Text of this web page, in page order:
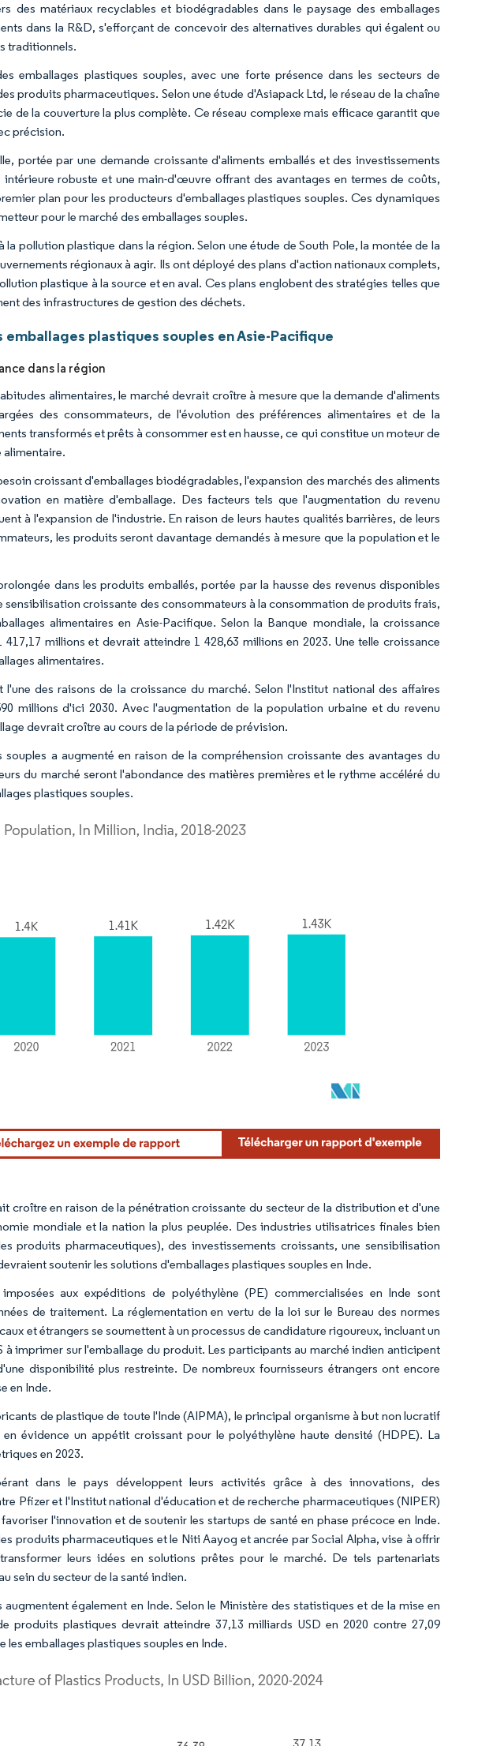
des matériaux recyclables et biodégradables dans le paysage des emballages
dans la R&D, s'efforçant de concevoir des alternatives durables qui égalent ou
traditionnels.
emballages plastiques souples, avec une forte présence dans les secteurs de
produits pharmaceutiques. Selon une étude d'Asiapack Ltd, le réseau de la chaîne
de la couverture la plus complète. Ce réseau complexe mais efficace garantit que
précision.
portée par une demande croissante d'aliments emballés et des investissements
robuste et une main-d'œuvre offrant des avantages en termes de coûts,
plan pour les producteurs d'emballages plastiques souples. Ces dynamiques
pour le marché des emballages souples.
pollution plastique dans la région. Selon une étude de South Pole, la montée de la
régionaux à agir. Ils ont déployé des plans d'action nationaux complets,
plastique à la source et en aval. Ces plans englobent des stratégies telles que
des infrastructures de gestion des déchets.
plastiques souples en Asie-Pacifique
dans la région
alimentaires, le marché devrait croître à mesure que la demande d'aliments
des consommateurs, de l'évolution des préférences alimentaires et de la
transformés et prêts à consommer est en hausse, ce qui constitue un moteur de
alimentaire.
croissant d'emballages biodégradables, l'expansion des marchés des aliments
en matière d'emballage. Des facteurs tels que l'augmentation du revenu
à l'expansion de l'industrie. En raison de leurs hautes qualités barrières, de leurs
les produits seront davantage demandés à mesure que la population et le
dans les produits emballés, portée par la hausse des revenus disponibles
sensibilisation croissante des consommateurs à la consommation de produits frais,
alimentaires en Asie-Pacifique. Selon la Banque mondiale, la croissance
millions et devrait atteindre 1 428,63 millions en 2023. Une telle croissance
alimentaires.
des raisons de la croissance du marché. Selon l'Institut national des affaires
millions d'ici 2030. Avec l'augmentation de la population urbaine et du revenu
devrait croître au cours de la période de prévision.
a augmenté en raison de la compréhension croissante des avantages du
du marché seront l'abondance des matières premières et le rythme accéléré du
plastiques souples.
CC BY 4.0.
croître en raison de la pénétration croissante du secteur de la distribution et d'une
mondiale et la nation la plus peuplée. Des industries utilisatrices finales bien
produits pharmaceutiques), des investissements croissants, une sensibilisation
soutenir les solutions d'emballages plastiques souples en Inde.
aux expéditions de polyéthylène (PE) commercialisées en Inde sont
de traitement. La réglementation en vertu de la loi sur le Bureau des normes
et étrangers se soumettent à un processus de candidature rigoureux, incluant un
imprimer sur l'emballage du produit. Les participants au marché indien anticipent
disponibilité plus restreinte. De nombreux fournisseurs étrangers ont encore
en Inde.
de plastique de toute l'Inde (AIPMA), le principal organisme à but non lucratif
évidence un appétit croissant pour le polyéthylène haute densité (HDPE). La
en 2023.
dans le pays développent leurs activités grâce à des innovations, des
Pfizer et l'Institut national d'éducation et de recherche pharmaceutiques (NIPER)
l'innovation et de soutenir les startups de santé en phase précoce en Inde.
produits pharmaceutiques et le Niti Aayog et ancrée par Social Alpha, vise à offrir
leurs idées en solutions prêtes pour le marché. De tels partenariats
sein du secteur de la santé indien.
également en Inde. Selon le Ministère des statistiques et de la mise en
plastiques devrait atteindre 37,13 milliards USD en 2020 contre 27,09
emballages plastiques souples en Inde.